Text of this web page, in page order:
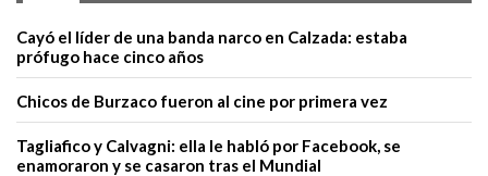
Cayó el líder de una banda narco en Calzada: estaba
prófugo hace cinco años
Chicos de Burzaco fueron al cine por primera vez
Tagliafico y Calvagni: ella le habló por Facebook, se
enamoraron y se casaron tras el Mundial